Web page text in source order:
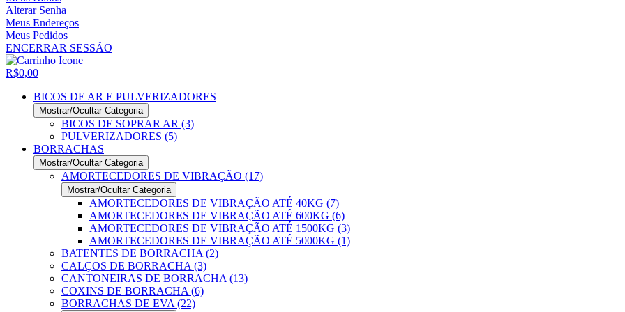
Alterar Senha
Meus Endereços
Meus Pedidos
ENCERRAR SESSÃO
R$0,00
BICOS DE AR E PULVERIZADORES
Mostrar/Ocultar Categoria
BICOS DE SOPRAR AR (3)
PULVERIZADORES (5)
BORRACHAS
Mostrar/Ocultar Categoria
AMORTECEDORES DE VIBRAÇÃO (17)
Mostrar/Ocultar Categoria
AMORTECEDORES DE VIBRAÇÃO ATÉ 40KG (7)
AMORTECEDORES DE VIBRAÇÃO ATÉ 600KG (6)
AMORTECEDORES DE VIBRAÇÃO ATÉ 1500KG (3)
AMORTECEDORES DE VIBRAÇÃO ATÉ 5000KG (1)
BATENTES DE BORRACHA (2)
CALÇOS DE BORRACHA (3)
CANTONEIRAS DE BORRACHA (13)
COXINS DE BORRACHA (6)
BORRACHAS DE EVA (22)